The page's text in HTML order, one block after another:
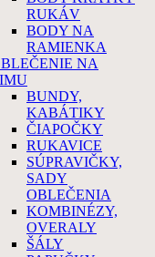
RUKÁV
BODY NA
RAMIENKA
NA
BUNDY,
KABÁTIKY
ČIAPOČKY
RUKAVICE
SÚPRAVIČKY,
SADY
OBLEČENIA
KOMBINÉZY,
OVERALY
ŠÁLY